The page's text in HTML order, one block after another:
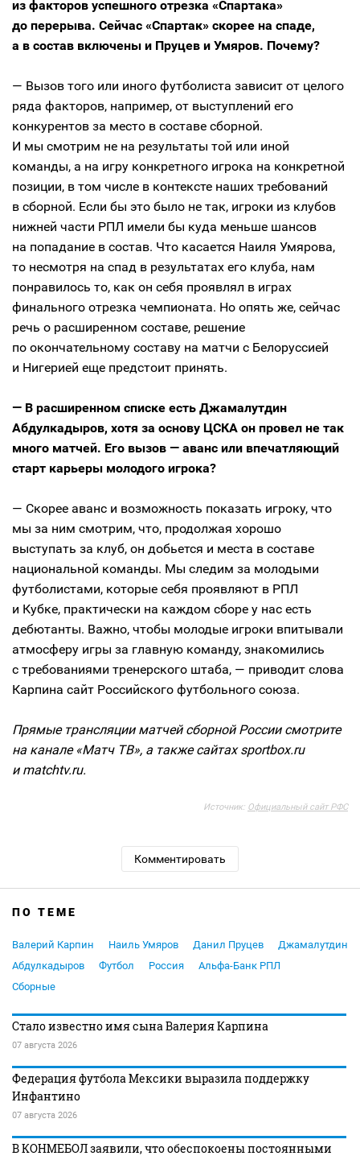
из факторов успешного отрезка «Спартака»
до перерыва. Сейчас «Спартак» скорее на спаде,
а в состав включены и Пруцев и Умяров. Почему?
— Вызов того или иного футболиста зависит от целого
ряда факторов, например, от выступлений его
конкурентов за место в составе сборной.
И мы смотрим не на результаты той или иной
команды, а на игру конкретного игрока на конкретной
позиции, в том числе в контексте наших требований
в сборной. Если бы это было не так, игроки из клубов
нижней части РПЛ имели бы куда меньше шансов
на попадание в состав. Что касается Наиля Умярова,
то несмотря на спад в результатах его клуба, нам
понравилось то, как он себя проявлял в играх
финального отрезка чемпионата. Но опять же, сейчас
речь о расширенном составе, решение
по окончательному составу на матчи с Белоруссией
и Нигерией еще предстоит принять.
— В расширенном списке есть Джамалутдин
Абдулкадыров, хотя за основу ЦСКА он провел не так
много матчей. Его вызов — аванс или впечатляющий
старт карьеры молодого игрока?
— Скорее аванс и возможность показать игроку, что
мы за ним смотрим, что, продолжая хорошо
выступать за клуб, он добьется и места в составе
национальной команды. Мы следим за молодыми
футболистами, которые себя проявляют в РПЛ
и Кубке, практически на каждом сборе у нас есть
дебютанты. Важно, чтобы молодые игроки впитывали
атмосферу игры за главную команду, знакомились
с требованиями тренерского штаба, — приводит слова
Карпина сайт Российского футбольного союза.
Прямые трансляции матчей сборной России смотрите
на канале «Матч ТВ», а также сайтах sportbox.ru
и matchtv.ru.
Источник: Официальный сайт РФС
Комментировать
ПО ТЕМЕ
Валерий Карпин Наиль Умяров Данил Пруцев
Джамалутдин
Абдулкадыров
Футбол Россия
Альфа-Банк РПЛ
Сборные
Стало известно имя сына Валерия Карпина
07 августа 2026
Федерация футбола Мексики выразила поддержку
Инфантино
07 августа 2026
В КОНМЕБОЛ заявили, что обеспокоены постоянными